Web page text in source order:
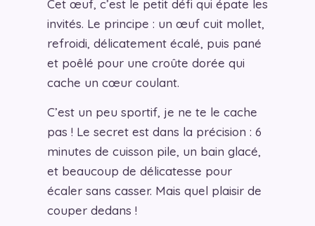
Cet œuf, c’est le petit défi qui épate les
invités. Le principe : un œuf cuit mollet,
refroidi, délicatement écalé, puis pané
et poêlé pour une croûte dorée qui
cache un cœur coulant.
C’est un peu sportif, je ne te le cache
pas ! Le secret est dans la précision : 6
minutes de cuisson pile, un bain glacé,
et beaucoup de délicatesse pour
écaler sans casser. Mais quel plaisir de
couper dedans !